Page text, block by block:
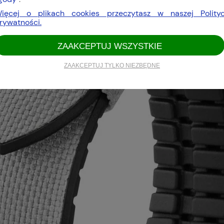
o plikach cookies przeczytasz w naszej
ZAAKCEPTUJ TYLKO NIEZBĘDNE
ZAAKCEPTUJ WSZYSTKIE